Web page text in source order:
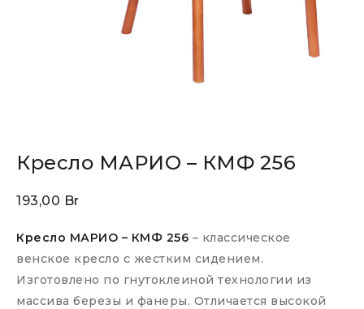
Кресло МАРИО – КМФ 256
193,00 Br
Кресло МАРИО – КМФ 256 – классическое
венское кресло с жестким сидением.
Изготовлено по гнутоклеиной технологии из
массива березы и фанеры. Отличается высокой